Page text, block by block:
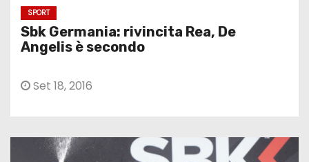
SPORT
Sbk Germania: rivincita Rea, De
Angelis è secondo
Set 18, 2016